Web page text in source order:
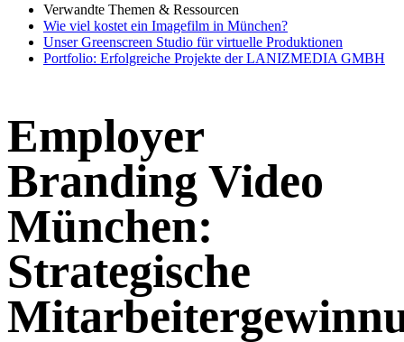
Verwandte Themen & Ressourcen
Wie viel kostet ein Imagefilm in München?
Unser Greenscreen Studio für virtuelle Produktionen
Portfolio: Erfolgreiche Projekte der LANIZMEDIA GMBH
Employer
Branding Video
München:
Strategische